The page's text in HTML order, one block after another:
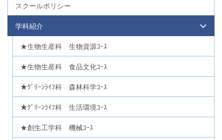
スクールポリシー
学科紹介
★生物生産科 生物資源ｺｰｽ
★生物生産科 食品文化ｺｰｽ
★ｸﾞﾘｰﾝﾗｲﾌ科 森林科学ｺｰｽ
★ｸﾞﾘｰﾝﾗｲﾌ科 生活環境ｺｰｽ
★創生工学科 機械ｺｰｽ